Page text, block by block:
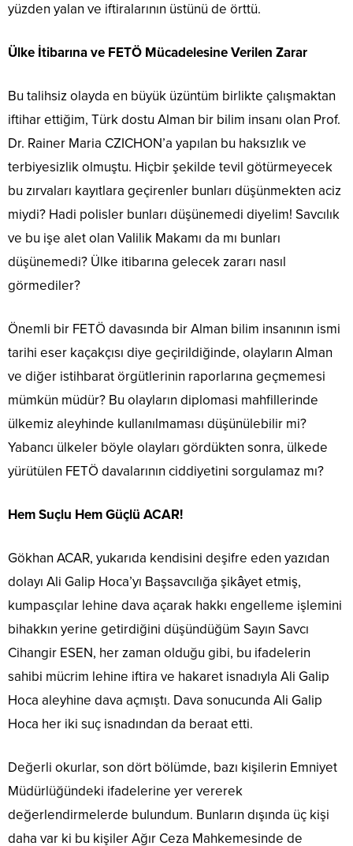
yüzden yalan ve iftiralarının üstünü de örttü.
Ülke İtibarına ve FETÖ Mücadelesine Verilen Zarar
Bu talihsiz olayda en büyük üzüntüm birlikte çalışmaktan
iftihar ettiğim, Türk dostu Alman bir bilim insanı olan Prof.
Dr. Rainer Maria CZICHON’a yapılan bu haksızlık ve
terbiyesizlik olmuştu. Hiçbir şekilde tevil götürmeyecek
bu zırvaları kayıtlara geçirenler bunları düşünmekten aciz
miydi? Hadi polisler bunları düşünemedi diyelim! Savcılık
ve bu işe alet olan Valilik Makamı da mı bunları
düşünemedi? Ülke itibarına gelecek zararı nasıl
görmediler?
Önemli bir FETÖ davasında bir Alman bilim insanının ismi
tarihi eser kaçakçısı diye geçirildiğinde, olayların Alman
ve diğer istihbarat örgütlerinin raporlarına geçmemesi
mümkün müdür? Bu olayların diplomasi mahfillerinde
ülkemiz aleyhinde kullanılmaması düşünülebilir mi?
Yabancı ülkeler böyle olayları gördükten sonra, ülkede
yürütülen FETÖ davalarının ciddiyetini sorgulamaz mı?
Hem Suçlu Hem Güçlü ACAR!
Gökhan ACAR, yukarıda kendisini deşifre eden yazıdan
dolayı Ali Galip Hoca’yı Başsavcılığa şikâyet etmiş,
kumpasçılar lehine dava açarak hakkı engelleme işlemini
bihakkın yerine getirdiğini düşündüğüm Sayın Savcı
Cihangir ESEN, her zaman olduğu gibi, bu ifadelerin
sahibi mücrim lehine iftira ve hakaret isnadıyla Ali Galip
Hoca aleyhine dava açmıştı. Dava sonucunda Ali Galip
Hoca her iki suç isnadından da beraat etti.
Değerli okurlar, son dört bölümde, bazı kişilerin Emniyet
Müdürlüğündeki ifadelerine yer vererek
değerlendirmelerde bulundum. Bunların dışında üç kişi
daha var ki bu kişiler Ağır Ceza Mahkemesinde de